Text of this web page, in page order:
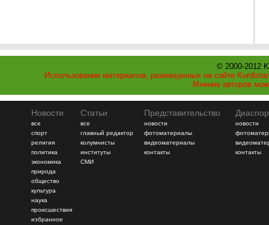
© 2000-2012
Использование материалов, размещенных на сайте
Мнение авторов
Новости
все
спорт
религия
политика
экономика
природа
общество
культура
наука
происшествия
избранное
Статьи
все
главный редактор
колумнисты
институты
СМИ
Представительство
новости
фотоматериалы
видеоматериалы
контакты
новости
контакты